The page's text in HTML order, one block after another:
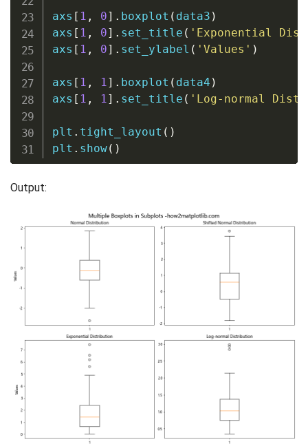
axs [ 1 , 0] . boxplot ( data3 )
axs [ 1 , 0] . set_title ( 'Exponential
axs [ 1 , 0] . set_ylabel ( 'Values' )
axs [ 1 , 1] . boxplot ( data4 )
axs [ 1 , 1] . set_title ( 'Log-normal
plt . tight_layout ( )
plt . show( )
Output: